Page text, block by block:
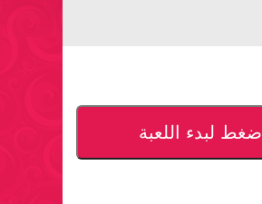
إضغط لبدء اللعبة